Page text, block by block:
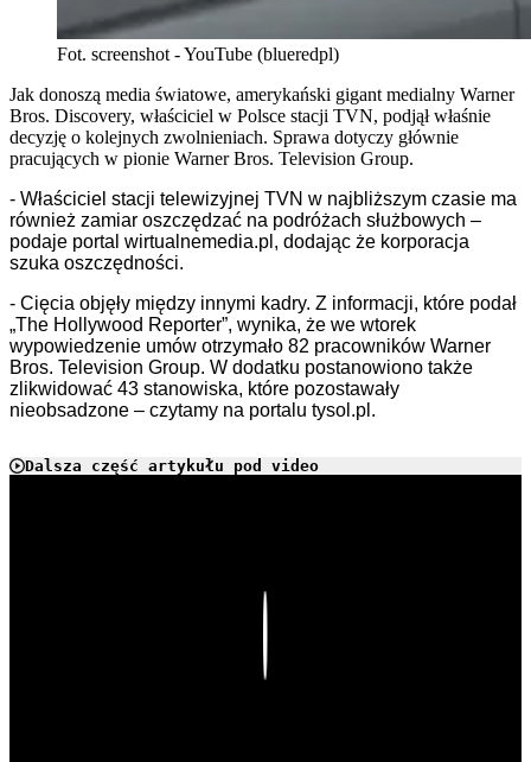
Fot. screenshot - YouTube (blueredpl)
Jak donoszą media światowe, amerykański gigant medialny Warner
Bros. Discovery, właściciel w Polsce stacji TVN, podjął właśnie
decyzję o kolejnych zwolnieniach. Sprawa dotyczy głównie
pracujących w pionie Warner Bros. Television Group.
- Właściciel stacji telewizyjnej TVN w najbliższym czasie ma
również zamiar oszczędzać na podróżach służbowych –
podaje portal wirtualnemedia.pl, dodając że korporacja
szuka oszczędności.
- Cięcia objęły między innymi kadry. Z informacji, które podał
„The Hollywood Reporter”, wynika, że we wtorek
wypowiedzenie umów otrzymało 82 pracowników Warner
Bros. Television Group. W dodatku postanowiono także
zlikwidować 43 stanowiska, które pozostawały
nieobsadzone – czytamy na portalu tysol.pl.
Dalsza część artykułu pod video